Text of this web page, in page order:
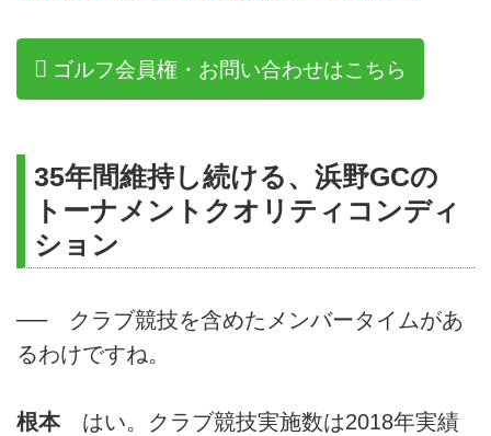
ゴルフ会員権・お問い合わせはこちら
35年間維持し続ける、浜野GCの
トーナメントクオリティコンディ
ション
── クラブ競技を含めたメンバータイムがあ
るわけですね。
根本はい。クラブ競技実施数は2018年実績